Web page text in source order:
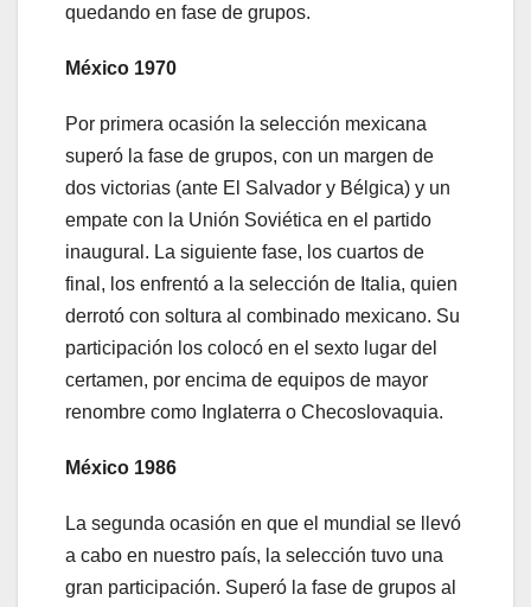
quedando en fase de grupos.
México 1970
Por primera ocasión la selección mexicana
superó la fase de grupos, con un margen de
dos victorias (ante El Salvador y Bélgica) y un
empate con la Unión Soviética en el partido
inaugural. La siguiente fase, los cuartos de
final, los enfrentó a la selección de Italia, quien
derrotó con soltura al combinado mexicano. Su
participación los colocó en el sexto lugar del
certamen, por encima de equipos de mayor
renombre como Inglaterra o Checoslovaquia.
México 1986
La segunda ocasión en que el mundial se llevó
a cabo en nuestro país, la selección tuvo una
gran participación. Superó la fase de grupos al